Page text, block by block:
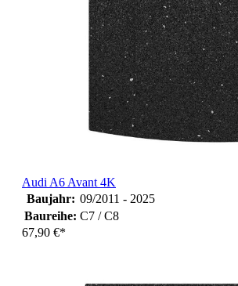
Audi A6 Avant 4K
Baujahr: 09/2011 - 2025
Baureihe: C7 / C8
67,90 €*